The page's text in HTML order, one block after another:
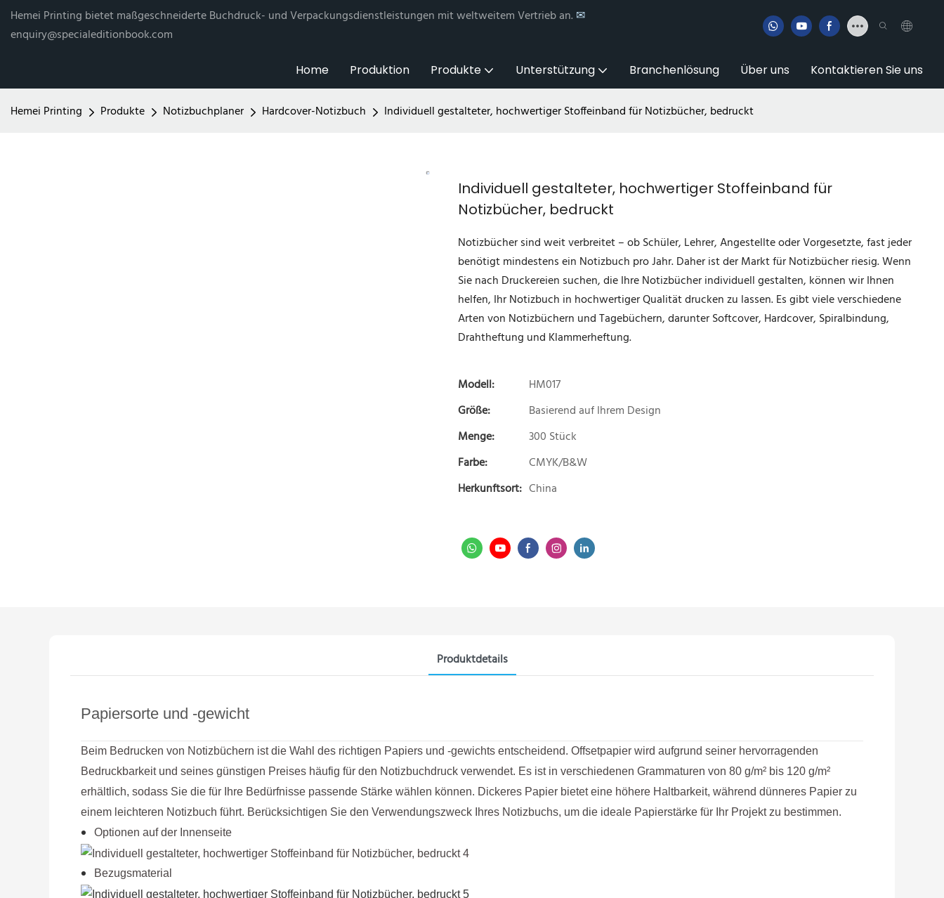
Hemei Printing bietet maßgeschneiderte Buchdruck- und Verpackungsdienstleistungen mit weltweitem Vertrieb an. ✉
enquiry@specialeditionbook.com
Home Produktion Produkte Unterstützung Branchenlösung Über uns Kontaktieren Sie uns
Hemei Printing Produkte Notizbuchplaner Hardcover-Notizbuch Individuell gestalteter, hochwertiger Stoffeinband für Notizbücher, bedruckt
Individuell gestalteter, hochwertiger Stoffeinband für
Notizbücher, bedruckt
Notizbücher sind weit verbreitet – ob Schüler, Lehrer, Angestellte oder Vorgesetzte, fast jeder
benötigt mindestens ein Notizbuch pro Jahr. Daher ist der Markt für Notizbücher riesig. Wenn
Sie nach Druckereien suchen, die Ihre Notizbücher individuell gestalten, können wir Ihnen
helfen, Ihr Notizbuch in hochwertiger Qualität drucken zu lassen. Es gibt viele verschiedene
Arten von Notizbüchern und Tagebüchern, darunter Softcover, Hardcover, Spiralbindung,
Drahtheftung und Klammerheftung.
Modell:
HM017
Größe:
Basierend auf Ihrem Design
Menge:
300 Stück
Farbe:
CMYK/B&W
Herkunftsort: China
Produktdetails
Papiersorte und -gewicht
Beim Bedrucken von Notizbüchern ist die Wahl des richtigen Papiers und -gewichts entscheidend. Offsetpapier wird aufgrund seiner hervorragenden
Bedruckbarkeit und seines günstigen Preises häufig für den Notizbuchdruck verwendet. Es ist in verschiedenen Grammaturen von 80 g/m² bis 120 g/m²
erhältlich, sodass Sie die für Ihre Bedürfnisse passende Stärke wählen können. Dickeres Papier bietet eine höhere Haltbarkeit, während dünneres Papier zu
einem leichteren Notizbuch führt. Berücksichtigen Sie den Verwendungszweck Ihres Notizbuchs, um die ideale Papierstärke für Ihr Projekt zu bestimmen.
Optionen auf der Innenseite
Bezugsmaterial